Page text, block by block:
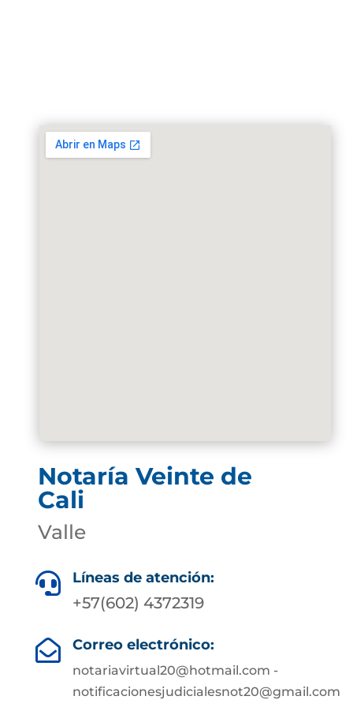
Notaría Veinte de
Cali
Valle
 Líneas de atención:
+57(602) 4372319
 Correo electrónico:
notariavirtual20@hotmail.com -
notificacionesjudicialesnot20@gmail.com